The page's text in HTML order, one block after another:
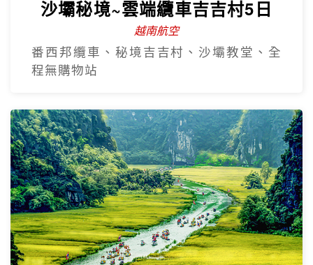
越南全覽~北越.中越.南越全覽9
日
越南航空早去晚回